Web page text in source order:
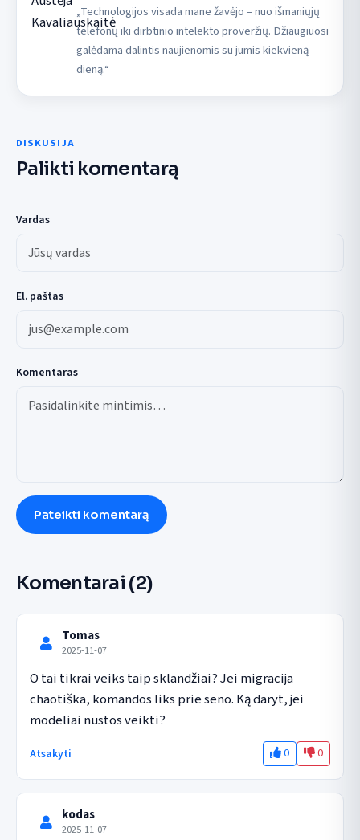
„Technologijos visada mane žavėjo – nuo išmaniųjų
telefonų iki dirbtinio intelekto proveržių. Džiaugiuosi
galėdama dalintis naujienomis su jumis kiekvieną
dieną.“
DISKUSIJA
Palikti komentarą
Vardas
El. paštas
Komentaras
Pateikti komentarą
Komentarai (2)
Tomas
2025-11-07
O tai tikrai veiks taip sklandžiai? Jei migracija
chaotiška, komandos liks prie seno. Ką daryt, jei
modeliai nustos veikti?
Atsakyti 0 0
kodas
2025-11-07